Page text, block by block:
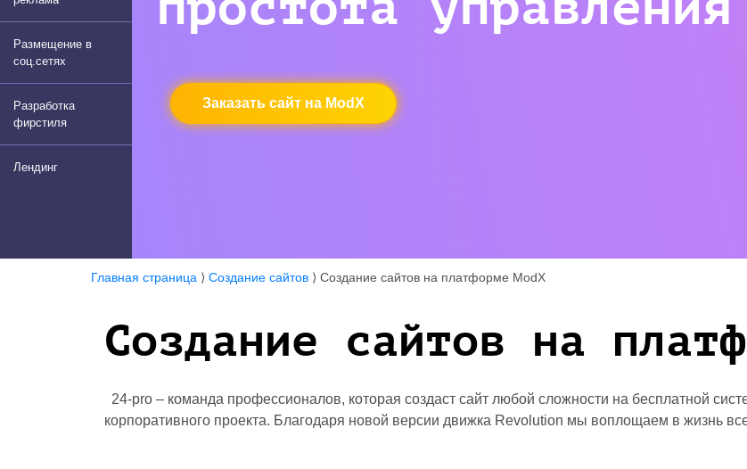
Заказать сайт на ModX
Размещение в
соц.сетях
Разработка
фирстиля
Лендинг
Главная страница ⟩ Создание сайтов ⟩ Создание сайтов на платформе ModX
Создание сайтов на
24-pro – команда профессионалов, которая создаст сайт любой сложности на бесплатной
корпоративного проекта. Благодаря новой версии движка Revolution мы воплощаем в жизнь